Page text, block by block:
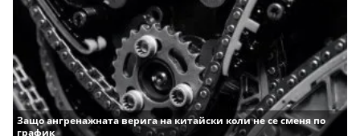
Защо ангренажната верига на китайски коли не се сменя по
график